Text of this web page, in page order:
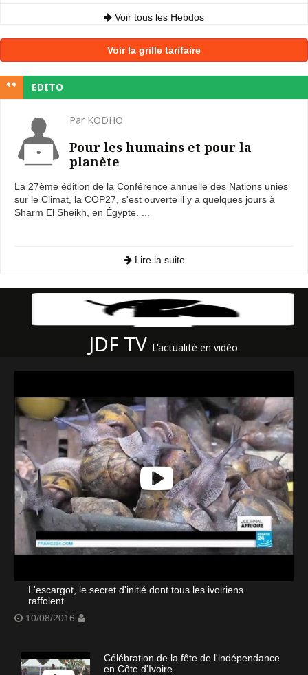
Voir tous les Hebdos
Voir la grille tarifaire
EDITO
Par KODHO
Pour les humains et pour la
planète
La 27ème édition de la Conférence annuelle des Nations unies
sur le Climat, la COP27, s'est ouverte il y a quelques jours à
Sharm El Sheikh, en Égypte. ...
Lire la suite
JDF TV L'actualité en vidéo
L'escargot, le secret d'initié dont tous les ivoiriens
raffolent
10/08/2016
Célébration de la fête de l'indépendance
en Côte d'Ivoire